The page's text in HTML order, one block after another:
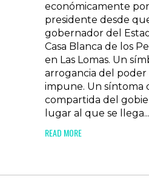
económicamente
presidente desde
gobernador del
Casa Blanca de los
en Las Lomas. Un
arrogancia del poder
impune. Un síntoma
compartida del
lugar al que se llega...
READ MORE